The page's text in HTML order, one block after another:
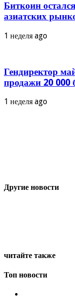
Биткоин
азиатских
1 неделя ago
Гендиректор
продажи 20 000
1 неделя ago
Другие новости
читайте также
Топ новости